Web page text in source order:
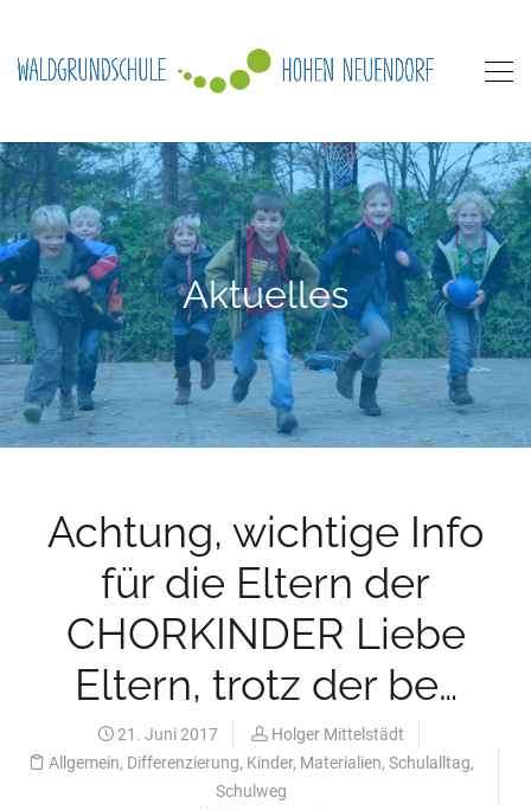
Aktuelles
Achtung, wichtige Info
für die Eltern der
CHORKINDER Liebe
Eltern, trotz der be…
21. Juni 2017
Holger Mittelstädt
Allgemein, Differenzierung, Kinder, Materialien, Schulalltag,
Schulweg